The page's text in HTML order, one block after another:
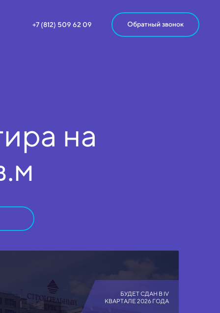
+7 (812) 509 62 09 Обратный звонок
на
БУДЕТ СДАН В IV
КВАРТАЛЕ 2026 ГОДА